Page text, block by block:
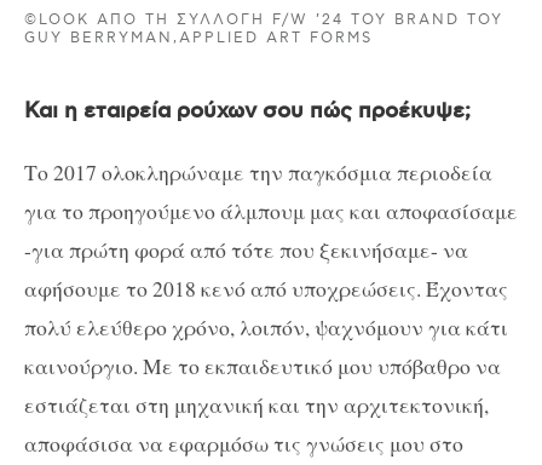
©LOOK ΑΠΟ ΤΗ ΣΥΛΛΟΓΗ F/W ’24 ΤΟΥ BRAND ΤΟΥ
GUY BERRYMAN,APPLIED ART FORMS
Και η εταιρεία ρούχων σου πώς προέκυψε;
Το 2017 ολοκληρώναμε την παγκόσμια περιοδεία
για το προηγούμενο άλμπουμ μας και αποφασίσαμε
-για πρώτη φορά από τότε που ξεκινήσαμε- να
αφήσουμε το 2018 κενό από υποχρεώσεις. Έχοντας
πολύ ελεύθερο χρόνο, λοιπόν, ψαχνόμουν για κάτι
καινούργιο. Με το εκπαιδευτικό μου υπόβαθρο να
εστιάζεται στη μηχανική και την αρχιτεκτονική,
αποφάσισα να εφαρμόσω τις γνώσεις μου στο